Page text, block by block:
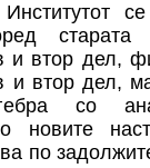
и втор дел,
и втор дел,
со
новите
по